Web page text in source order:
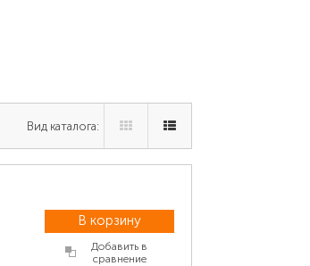
Вид каталога:
В корзину
Добавить в
сравнение